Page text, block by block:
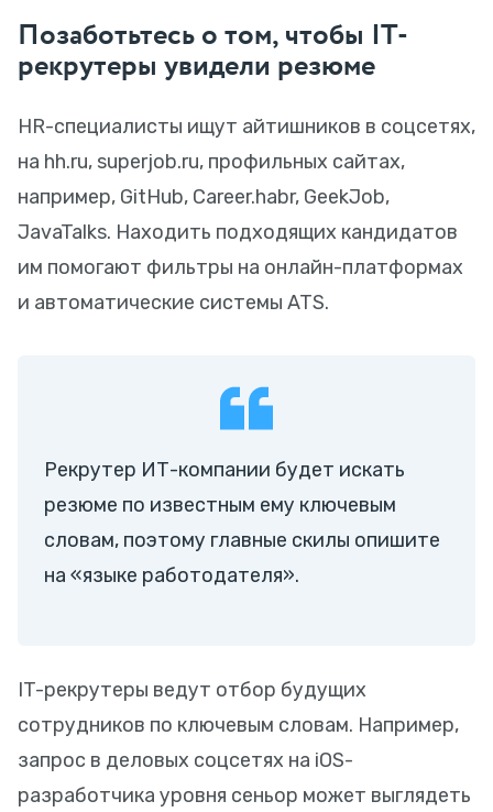
Позаботьтесь о том, чтобы IT-
рекрутеры увидели резюме
HR-специалисты ищут айтишников в соцсетях,
на hh.ru, superjob.ru, профильных сайтах,
например, GitHub, Career.habr, GeekJob,
JavaTalks. Находить подходящих кандидатов
им помогают фильтры на онлайн-платформах
и автоматические системы ATS.
Рекрутер ИТ-компании будет искать
резюме по известным ему ключевым
словам, поэтому главные скилы опишите
на «языке работодателя».
IT-рекрутеры ведут отбор будущих
сотрудников по ключевым словам. Например,
запрос в деловых соцсетях на iOS-
разработчика уровня сеньор может выглядеть